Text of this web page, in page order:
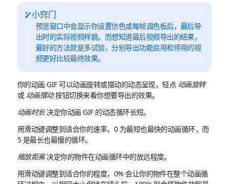
小窍门
预览窗口中会显示你设置仿色或每帧调色板后，最后导
出时的实际视频样貌。而想知道最后视频导出的结果，
最好的方法就是多试验，分别导出功能启用和停用的视
频更好比较最终效果。
你的动画 GIF 可以动画旋转或摆动的动态呈现，轻点 动画旋转
或 动画摆动按钮切换来看你想要导出的效果。
动画时长决定你动画 GIF 的动态循环长短。
用滑动键调整到适合你的速率，0 为最短也最快的动画循环，而
5 是最长也最慢的循环。
缩放距离决定你的物件在动画循环中的放远程度。
用滑动键调整到适合你的程度，0% 会让你的物件在整个动画循